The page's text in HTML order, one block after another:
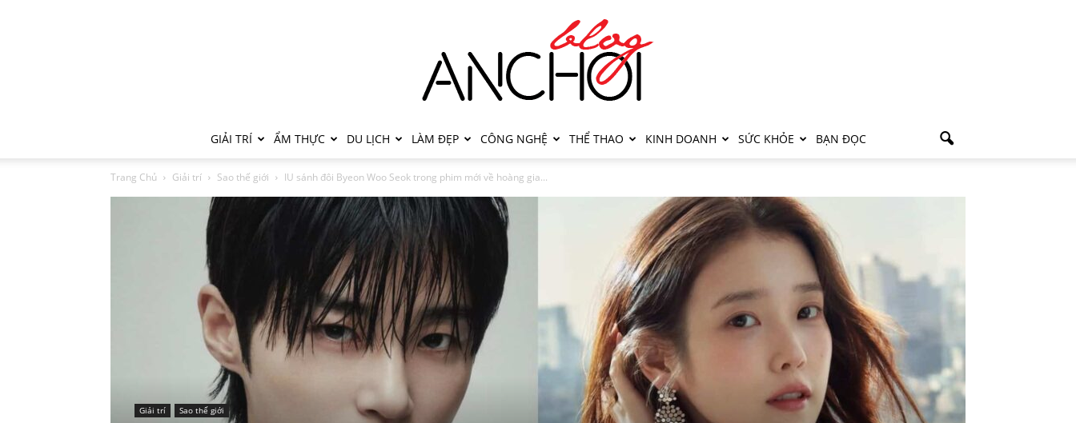
GIẢI TRÍ ẨM THỰC DU LỊCH LÀM ĐẸP CÔNG NGHỆ THỂ THAO KINH DOANH SỨC KHỎE BẠN ĐỌC
Trang Chủ Giải trí Sao thế giới IU sánh đôi Byeon Woo Seok trong phim mới về hoàng gia...
Giải trí Sao thế giới